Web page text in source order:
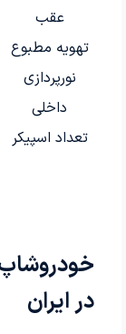
عقب
تهویه مطبوع
نورپردازی
داخلی
تعداد اسپیکر
در ایران